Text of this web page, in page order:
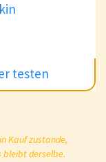
testen
Kauf zustande,
bleibt derselbe.